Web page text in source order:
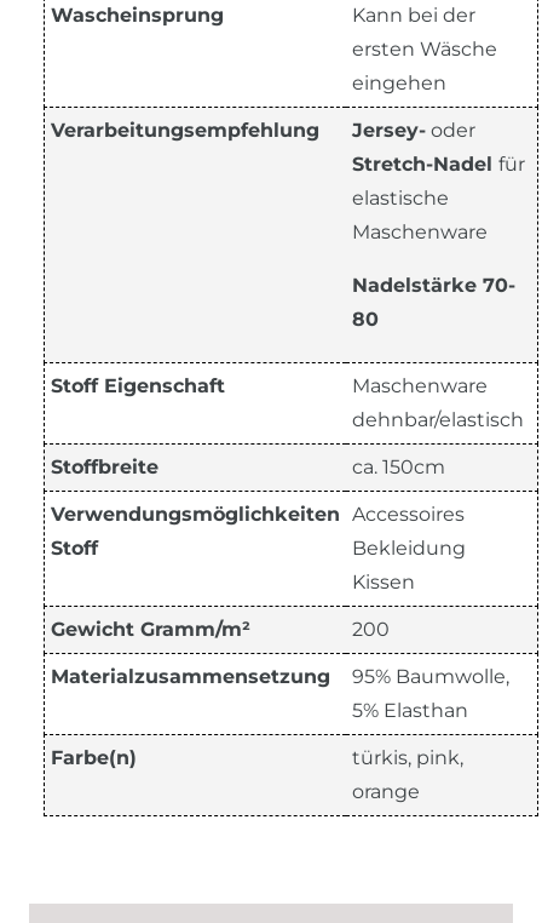
Wascheinsprung
Kann bei der
ersten Wäsche
eingehen
Verarbeitungsempfehlung Jersey- oder
Stretch-Nadel für
elastische
Maschenware
Nadelstärke 70-
80
Stoff Eigenschaft
Maschenware
dehnbar/elastisch
Stoffbreite ca. 150cm
Verwendungsmöglichkeiten
Stoff
Accessoires
Bekleidung
Kissen
Gewicht Gramm/m² 200
Materialzusammensetzung
95% Baumwolle,
5% Elasthan
Farbe(n)
türkis, pink,
orange